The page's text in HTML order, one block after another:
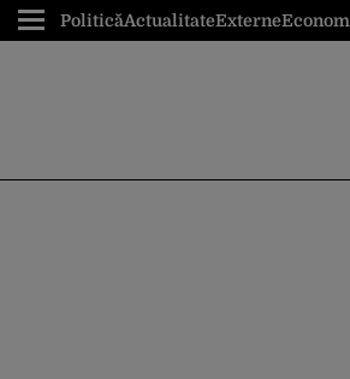
PoliticăActualitateExterne